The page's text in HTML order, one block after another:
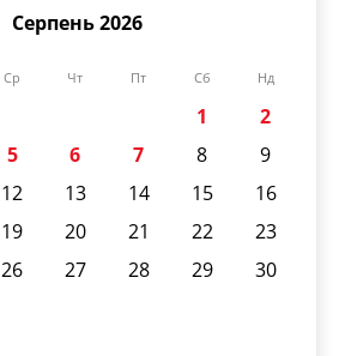
Серпень 2026
Ср Чт Пт Сб Нд
1
2
5 6 7 8
9
12 13 14 15
16
19 20 21 22
23
26 27 28 29
30